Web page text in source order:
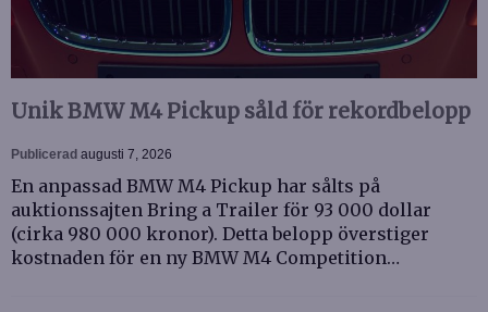
Unik BMW M4 Pickup såld för rekordbelopp
Publicerad augusti 7, 2026
En anpassad BMW M4 Pickup har sålts på
auktionssajten Bring a Trailer för 93 000 dollar
(cirka 980 000 kronor). Detta belopp överstiger
kostnaden för en ny BMW M4 Competition…